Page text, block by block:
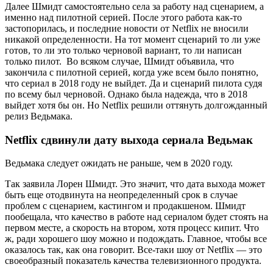
Далее Шмидт самостоятельно села за работу над сценарием, а
именно над пилотной серией. После этого работа как-то
застопорилась, и последние новости от Netflix не вносили
никакой определенности. На тот момент сценарий то ли уже
готов, то ли это только черновой вариант, то ли написан
только пилот. Во всяком случае, Шмидт объявила, что
закончила с пилотной серией, когда уже всем было понятно,
что сериал в 2018 году не выйдет. Да и сценарий пилота судя
по всему был черновой. Однако была надежда, что в 2018
выйдет хотя бы он. Но Netflix решили оттянуть долгожданный
релиз Ведьмака.
Netflix сдвинули дату выхода сериала Ведьмак
Ведьмака следует ожидать не раньше, чем в 2020 году.
Так заявила Лорен Шмидт. Это значит, что дата выхода может
быть еще отодвинута на неопределенный срок в случае
проблем с сценарием, кастингом и продакшеном. Шмидт
пообещала, что качество в работе над сериалом будет стоять на
первом месте, а скорость на втором, хотя процесс кипит. Что
ж, ради хорошего шоу можно и подождать. Главное, чтобы все
оказалось так, как она говорит. Все-таки шоу от Netflix — это
своеобразный показатель качества телевизионного продукта.